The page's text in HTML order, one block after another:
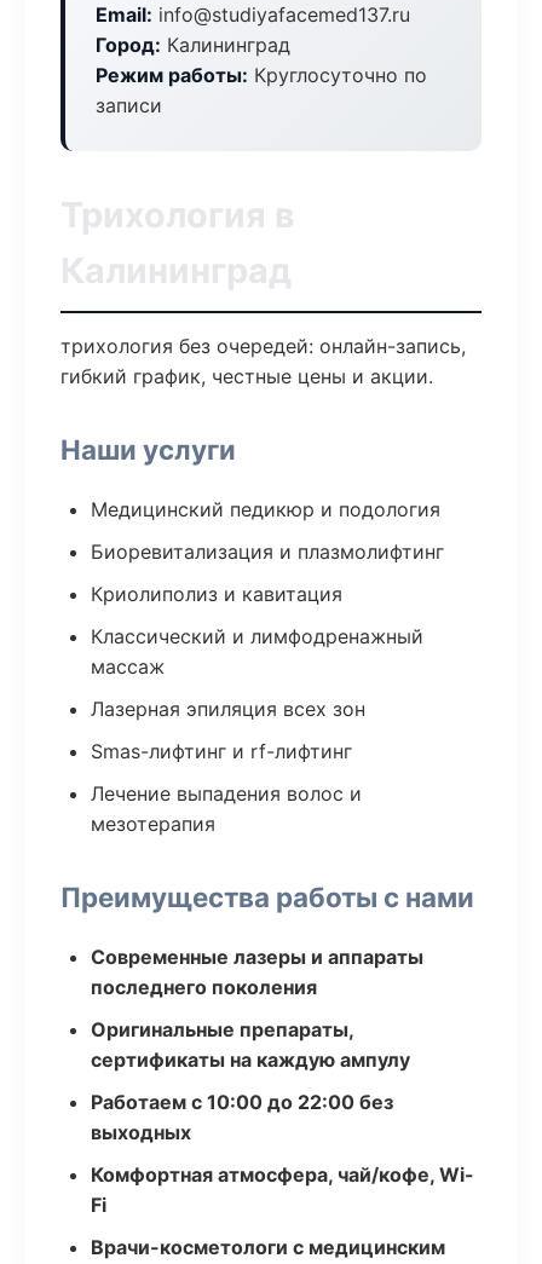
Email: info@studiyafacemed137.ru
Город: Калининград
Режим работы: Круглосуточно по
записи
Трихология в
Калининград
трихология без очередей: онлайн-запись,
гибкий график, честные цены и акции.
Наши услуги
Медицинский педикюр и подология
Биоревитализация и плазмолифтинг
Криолиполиз и кавитация
Классический и лимфодренажный
массаж
Лазерная эпиляция всех зон
Smas-лифтинг и rf-лифтинг
Лечение выпадения волос и
мезотерапия
Преимущества работы с нами
Современные лазеры и аппараты
последнего поколения
Оригинальные препараты,
сертификаты на каждую ампулу
Работаем с 10:00 до 22:00 без
выходных
Комфортная атмосфера, чай/кофе, Wi-
Fi
Врачи-косметологи с медицинским